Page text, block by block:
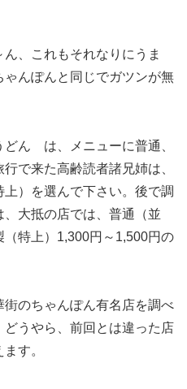
れなりにうま
んぽんと同じでガツンが無
どん は、メニューに普通、
で来た高齢読者諸兄姉は、
）を選んで下さい。後で調
大抵の店では、普通（並
特上）1,300円～1,500円の
のちゃんぽん有名店を調べ
うやら、前回とは違った店
す。